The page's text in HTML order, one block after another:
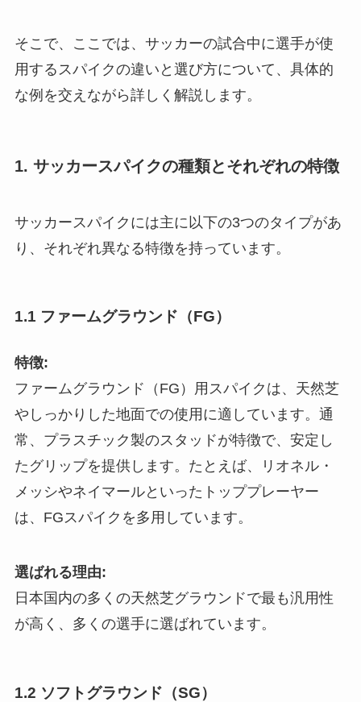
そこで、ここでは、サッカーの試合中に選手が使
用するスパイクの違いと選び方について、具体的
な例を交えながら詳しく解説します。
1. サッカースパイクの種類とそれぞれの特徴
サッカースパイクには主に以下の3つのタイプがあ
り、それぞれ異なる特徴を持っています。
1.1 ファームグラウンド（FG）
特徴:
ファームグラウンド（FG）用スパイクは、天然芝
やしっかりした地面での使用に適しています。通
常、プラスチック製のスタッドが特徴で、安定し
たグリップを提供します。たとえば、リオネル・
メッシやネイマールといったトッププレーヤー
は、FGスパイクを多用しています。
選ばれる理由:
日本国内の多くの天然芝グラウンドで最も汎用性
が高く、多くの選手に選ばれています。
1.2 ソフトグラウンド（SG）